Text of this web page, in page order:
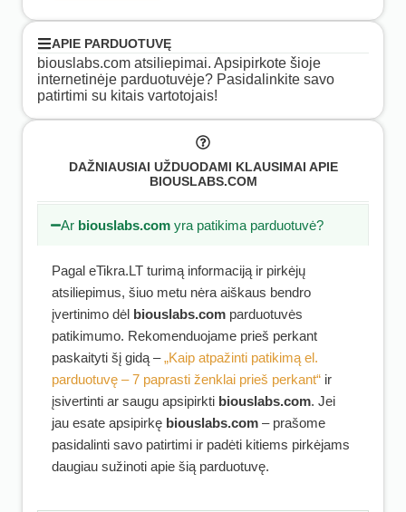
APIE PARDUOTUVĘ
biouslabs.com atsiliepimai. Apsipirkote šioje
internetinėje parduotuvėje? Pasidalinkite savo
patirtimi su kitais vartotojais!
DAŽNIAUSIAI UŽDUODAMI KLAUSIMAI APIE
BIOUSLABS.COM
Ar biouslabs.com yra patikima parduotuvė?
Pagal eTikra.LT turimą informaciją ir pirkėjų
atsiliepimus, šiuo metu nėra aiškaus bendro
įvertinimo dėl biouslabs.com parduotuvės
patikimumo. Rekomenduojame prieš perkant
paskaityti šį gidą –„Kaip atpažinti patikimą el.
parduotuvę – 7 paprasti ženklai prieš perkant“ ir
įsivertinti ar saugu apsipirkti biouslabs.com. Jei
jau esate apsipirkę biouslabs.com – prašome
pasidalinti savo patirtimi ir padėti kitiems pirkėjams
daugiau sužinoti apie šią parduotuvę.